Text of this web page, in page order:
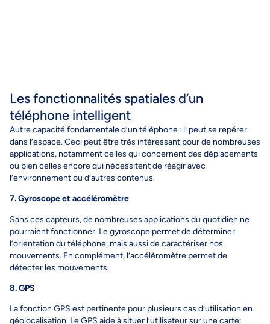
Les fonctionnalités spatiales d’un
téléphone intelligent
Autre capacité fondamentale d’un téléphone : il peut se repérer
dans l’espace. Ceci peut être très intéressant pour de nombreuses
applications, notamment celles qui concernent des déplacements
ou bien celles encore qui nécessitent de réagir avec
l’environnement ou d’autres contenus.
7. Gyroscope et accéléromètre
Sans ces capteurs, de nombreuses applications du quotidien ne
pourraient fonctionner. Le gyroscope permet de déterminer
l’orientation du téléphone, mais aussi de caractériser nos
mouvements. En complément, l’accéléromètre permet de
détecter les mouvements.
8. GPS
La fonction GPS est pertinente pour plusieurs cas d’utilisation en
géolocalisation. Le GPS aide à situer l’utilisateur sur une carte;